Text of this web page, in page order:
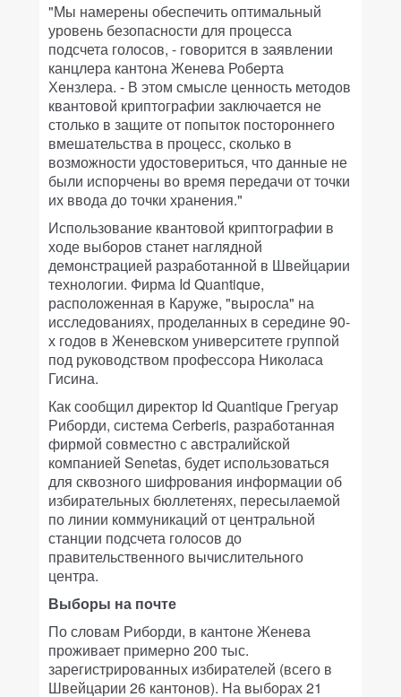
"Мы намерены обеспечить оптимальный
уровень безопасности для процесса
подсчета голосов, - говорится в заявлении
канцлера кантона Женева Роберта
Хензлера. - В этом смысле ценность методов
квантовой криптографии заключается не
столько в защите от попыток постороннего
вмешательства в процесс, сколько в
возможности удостовериться, что данные не
были испорчены во время передачи от точки
их ввода до точки хранения."
Использование квантовой криптографии в
ходе выборов станет наглядной
демонстрацией разработанной в Швейцарии
технологии. Фирма Id Quantique,
расположенная в Каруже, "выросла" на
исследованиях, проделанных в середине 90-
х годов в Женевском университете группой
под руководством профессора Николаса
Гисина.
Как сообщил директор Id Quantique Грегуар
Риборди, система Cerberis, разработанная
фирмой совместно с австралийской
компанией Senetas, будет использоваться
для сквозного шифрования информации об
избирательных бюллетенях, пересылаемой
по линии коммуникаций от центральной
станции подсчета голосов до
правительственного вычислительного
центра.
Выборы на почте
По словам Риборди, в кантоне Женева
проживает примерно 200 тыс.
зарегистрированных избирателей (всего в
Швейцарии 26 кантонов). На выборах 21